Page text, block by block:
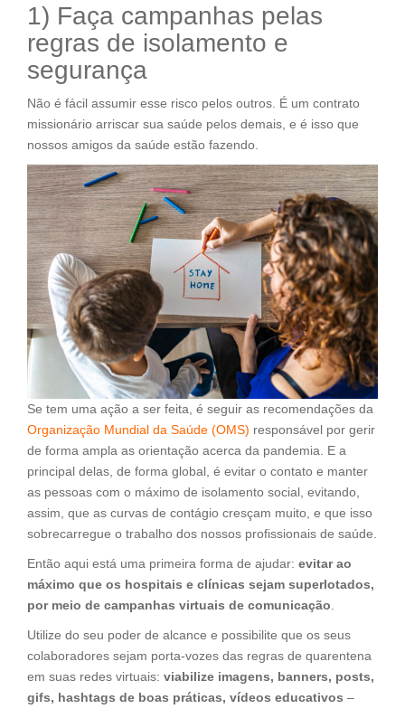
1) Faça campanhas pelas
regras de isolamento e
segurança
Não é fácil assumir esse risco pelos outros. É um contrato
missionário arriscar sua saúde pelos demais, e é isso que
nossos amigos da saúde estão fazendo.
Se tem uma ação a ser feita, é seguir as recomendações da
Organização Mundial da Saúde (OMS) responsável por gerir
de forma ampla as orientação acerca da pandemia. E a
principal delas, de forma global, é evitar o contato e manter
as pessoas com o máximo de isolamento social, evitando,
assim, que as curvas de contágio cresçam muito, e que isso
sobrecarregue o trabalho dos nossos profissionais de saúde.
Então aqui está uma primeira forma de ajudar: evitar ao
máximo que os hospitais e clínicas sejam superlotados,
por meio de campanhas virtuais de comunicação
Utilize do seu poder de alcance e possibilite que os seus
colaboradores sejam porta-vozes das regras de quarentena
em suas redes virtuais: viabilize imagens, banners, posts,
gifs, hashtags de boas práticas, vídeos educativos –